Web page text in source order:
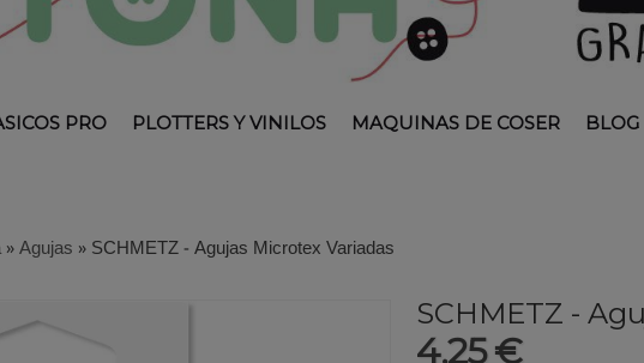
PRO PLOTTERS Y VINILOS MAQUINAS DE COSER BLOG
»Agujas »SCHMETZ - Agujas Microtex Variadas
SCHMETZ -
4,25 €